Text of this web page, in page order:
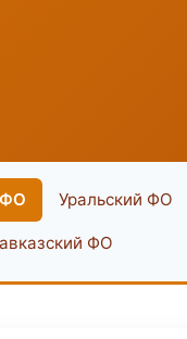
ФО Уральский ФО
ФО